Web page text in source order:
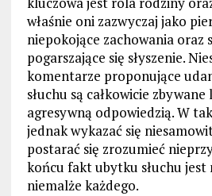
właśnie oni zazwyczaj jako
niepokojące zachowania oraz
pogarszające się słyszenie.
komentarze proponujące
słuchu są całkowicie
agresywną odpowiedzią. W
jednak wykazać się
postarać się zrozumieć
końcu fakt ubytku słuchu
niemalże każdego.